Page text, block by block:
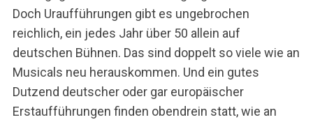
Doch Uraufführungen gibt es ungebrochen
reichlich, ein jedes Jahr über 50 allein auf
deutschen Bühnen. Das sind doppelt so viele wie an
Musicals neu herauskommen. Und ein gutes
Dutzend deutscher oder gar europäischer
Erstaufführungen finden obendrein statt, wie an